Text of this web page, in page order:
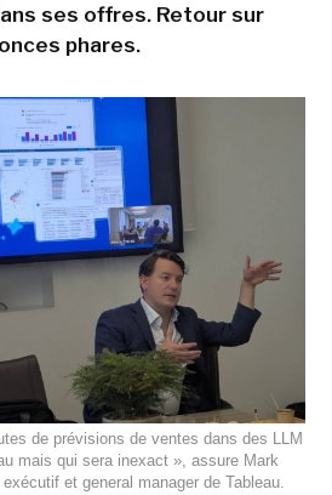
ses offres. Retour sur
phares.
de prévisions de ventes dans des LLM
mais qui sera inexact », assure Mark
et general manager de Tableau.